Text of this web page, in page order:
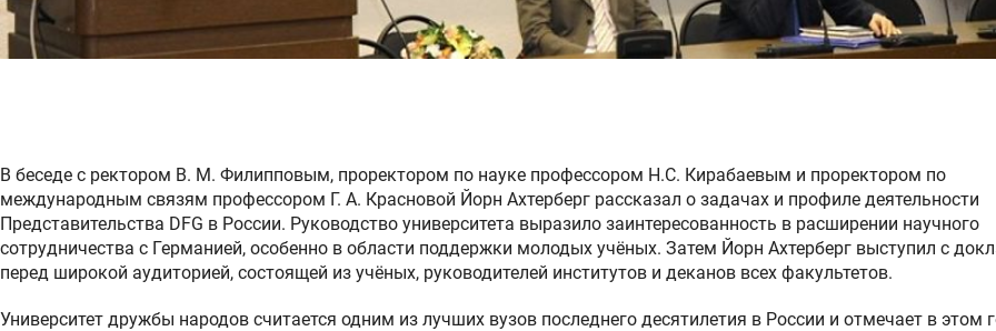
В беседе с ректором В. М. Филипповым, проректором по науке профессором Н.С. Кирабаевым и проректором по
международным связям профессором Г. А. Красновой Йорн Ахтерберг рассказал о задачах и профиле деятельности
Представительства DFG в России. Руководство университета выразило заинтересованность в расширении научного
сотрудничества с Германией, особенно в области поддержки молодых учёных. Затем Йорн Ахтерберг выступил с
перед широкой аудиторией, состоящей из учёных, руководителей институтов и деканов всех факультетов.
Университет дружбы народов считается одним из лучших вузов последнего десятилетия в России и отмечает в этом